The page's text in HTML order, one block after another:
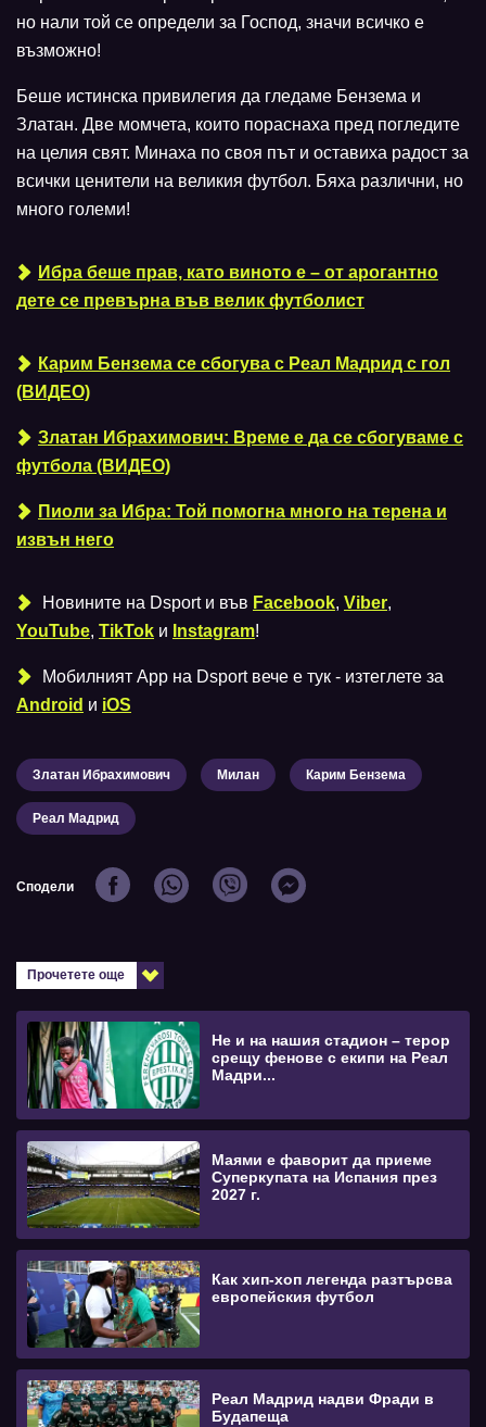
но нали той се определи за Господ, значи всичко е
възможно!
Беше истинска привилегия да гледаме Бензема и
Златан. Две момчета, които пораснаха пред погледите
на целия свят. Минаха по своя път и оставиха радост за
всички ценители на великия футбол. Бяха различни, но
много големи!
Ибра беше прав, като виното е – от арогантно
дете се превърна във велик футболист
Карим Бензема се сбогува с Реал Мадрид с гол
(ВИДЕО)
Златан Ибрахимович: Време е да се сбогуваме с
футбола (ВИДЕО)
Пиоли за Ибра: Той помогна много на терена и
извън него
Новините на Dsport и във Facebook, Viber,
YouTube, TikTok и Instagram!
Мобилният Аpp на Dsport вече е тук - изтеглете за
Android и iOS
Златан Ибрахимович Милан Карим Бензема
Реал Мадрид
Сподели
Прочетете още
Не и на нашия стадион – терор
срещу фенове с екипи на Реал
Мадри...
Маями е фаворит да приеме
Суперкупата на Испания през
2027 г.
Как хип-хоп легенда разтърсва
европейския футбол
Реал Мадрид надви Фради в
Будапеща